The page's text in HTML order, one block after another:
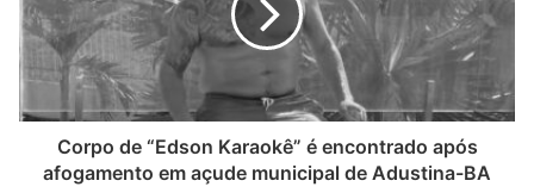
Corpo de “Edson Karaokê” é encontrado após
afogamento em açude municipal de Adustina-BA